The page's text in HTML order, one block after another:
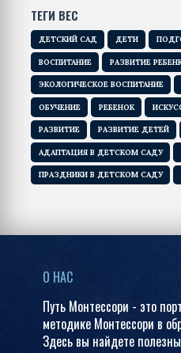
ТЕГИ ВЕС
ДЕТСКИЙ САД ДЕТИ
ВОСПИТАНИЕ РАЗВИТИЕ
ЭКОЛОГИЧЕСКОЕ ВОСПИТАНИЕ
ОБУЧЕНИЕ РЕБЕНОК
РАЗВИТИЕ РАЗВИТИЕ ДЕТЕЙ
АДАПТАЦИЯ В ДЕТСКОМ САДУ
ПРАЗДНИКИ В ДЕТСКОМ САДУ
О НАС
Путь Монтессори - это
методике Монтессори в
Здесь вы найдете